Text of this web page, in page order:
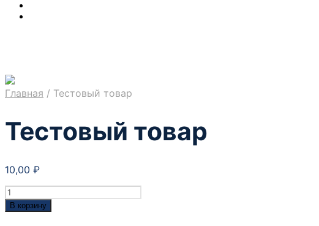
Главная / Тестовый товар
Тестовый товар
10,00 ₽
Количество
товара
Тестовый
В корзину